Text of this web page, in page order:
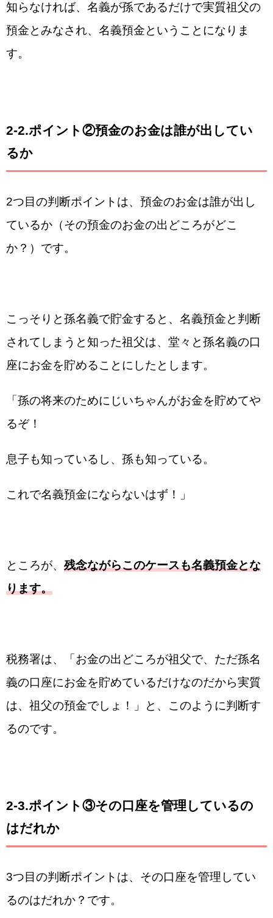
知らなければ、名義が孫であるだけで実質祖父の
預金とみなされ、名義預金ということになりま
す。
2-2.ポイント②預金のお金は誰が出してい
るか
2つ目の判断ポイントは、預金のお金は誰が出し
ているか（その預金のお金の出どころがどこ
か？）です。
こっそりと孫名義で貯金すると、名義預金と判断
されてしまうと知った祖父は、堂々と孫名義の口
座にお金を貯めることにしたとします。
「孫の将来のためにじいちゃんがお金を貯めてや
るぞ！
息子も知っているし、孫も知っている。
これで名義預金にならないはず！」
ところが、 残念ながらこのケースも名義預金とな
ります。
税務署は、「お金の出どころが祖父で、ただ孫名
義の口座にお金を貯めているだけなのだから実質
は、祖父の預金でしょ！」と、このように判断す
るのです。
2-3.ポイント③その口座を管理しているの
はだれか
3つ目の判断ポイントは、その口座を管理してい
るのはだれか？です。